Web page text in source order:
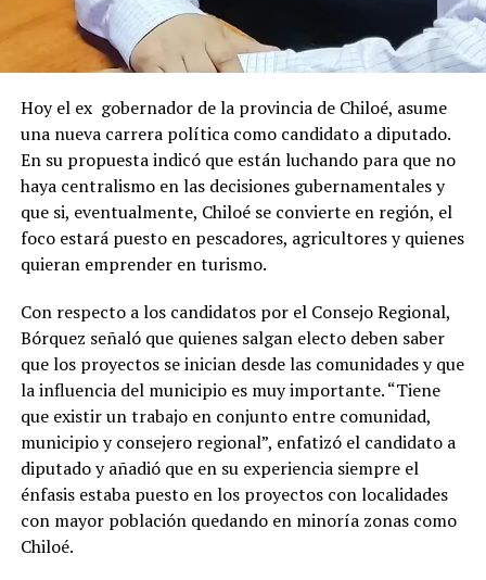
Hoy el ex gobernador de la provincia de Chiloé, asume
una nueva carrera política como candidato a diputado.
En su propuesta indicó que están luchando para que no
haya centralismo en las decisiones gubernamentales y
que si, eventualmente, Chiloé se convierte en región, el
foco estará puesto en pescadores, agricultores y quienes
quieran emprender en turismo.
Con respecto a los candidatos por el Consejo Regional,
Bórquez señaló que quienes salgan electo deben saber
que los proyectos se inician desde las comunidades y que
la influencia del municipio es muy importante. “Tiene
que existir un trabajo en conjunto entre comunidad,
municipio y consejero regional”, enfatizó el candidato a
diputado y añadió que en su experiencia siempre el
énfasis estaba puesto en los proyectos con localidades
con mayor población quedando en minoría zonas como
Chiloé.